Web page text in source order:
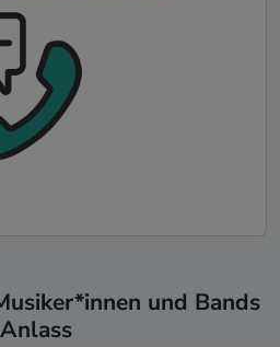
und Bands